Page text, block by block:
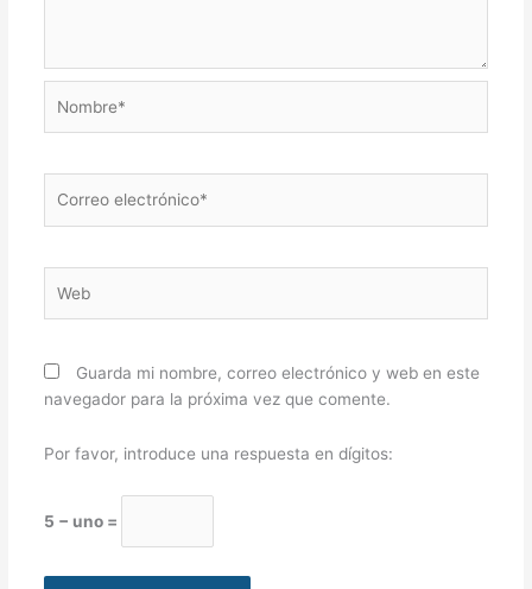
electrónico*
Guarda mi nombre, correo electrónico y web en este
navegador para la próxima vez que comente.
Por favor, introduce una respuesta en dígitos:
5 − uno =